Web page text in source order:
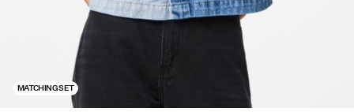
¿Preguntas?
MATCHING SET